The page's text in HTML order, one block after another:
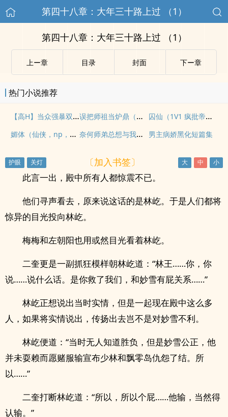
第四十八章：大年三十路上过 （1）
第四十八章：大年三十路上过 （1）
上ー章 目录 封面 下ー章
热门小说推荐
【高H】当众强暴双性师尊后 误把师祖当炉鼎（修仙1v1 ）
囚仙（1V1 疯批帝王强制爱）
媚体（仙侠，np，高h，父女）
奈何师弟总想与我双修（仙侠1v1 H） 男主病娇黑化短篇集
〔加入书签〕
此言一出，殿中所有人都惊震不已。
他们寻声看去，原来说这话的是林屹。于是人们都将
惊异的目光投向林屹。
梅梅和左朝阳也用或然目光看着林屹。
二奎更是一副抓狂模样朝林屹道：“林王……你，你
说……说什么话。是你救了我们，和妙雪有屁关系……”
林屹正想说出当时实情，但是一起现在殿中这么多
人，如果将实情说出，传扬出去岂不是对妙雪不利。
林屹便道：“当时无人知道胜负，但是妙雪公正，他
并未耍赖而愿赌服输宣布少林和飘零岛仇怨了结。所
以……”
二奎打断林屹道：“所以，所以个屁……他输，当然得
认输。”